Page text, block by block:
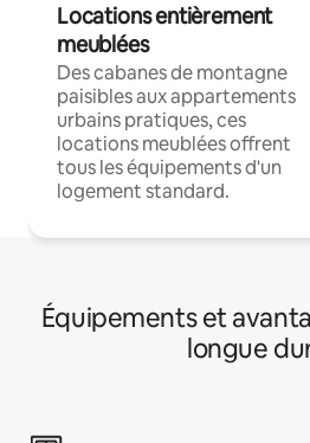
Locations entièrement
meublées
Des cabanes de montagne
paisibles aux appartements
urbains pratiques, ces
locations meublées offrent
tous les équipements d'un
logement standard.
Équipements et
longue